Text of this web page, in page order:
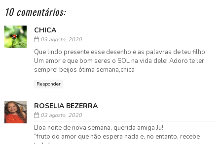
10 comentários:
CHICA
03 agosto, 2020
Que lindo presente esse desenho e as palavras de teu filho.
Um amor e que bom seres o SOL na vida dele! Adoro te ler
sempre! beijos ótima semana,chica
Responder
ROSELIA BEZERRA
03 agosto, 2020
Boa noite de nova semana, querida amiga Ju!
“fruto do amor que não espera nada e, no entanto, recebe